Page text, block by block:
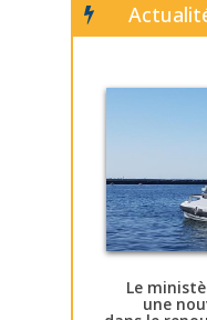
Le
une